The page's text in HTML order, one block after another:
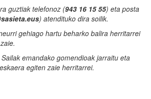
guztiak telefonoz (943 16 15 55) eta posta
) atendituko dira soilik.
gehiago hartu beharko balira herritarrei
emandako gomendioak jarraitu eta
egiten zaie herritarrei.